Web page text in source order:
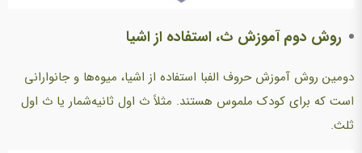
روش دوم آموزش ث، استفاده از اشیا
دومین روش آموزش حروف الفبا استفاده از اشیا، میوه‌ها و جانوارانی
است که برای کودک ملموس هستند. مثلاً ث اول ثانیه‌شمار یا ث اول
ثلث.